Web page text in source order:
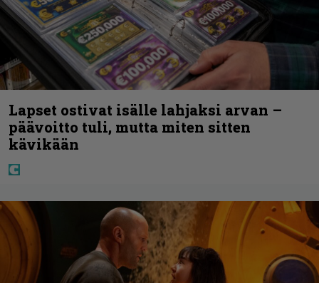
Lapset ostivat isälle lahjaksi arvan –
päävoitto tuli, mutta miten sitten
kävikään